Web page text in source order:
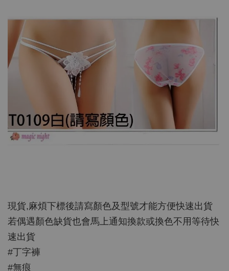
現貨,麻煩下標後請寫顏色及型號才能方便快速出貨
若偶遇顏色缺貨也會馬上通知換款或換色不用等待快
速出貨
#丁字褲
#無痕